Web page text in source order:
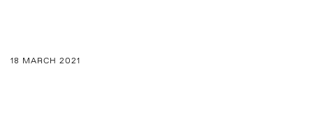
18 MARCH 2021